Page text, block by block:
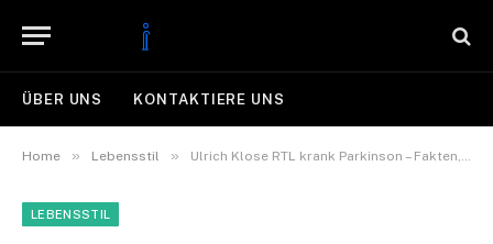
ÜBER UNS KONTAKTIERE UNS
Home » Lebensstil » Ulrich Klose RTL krank Parkinson – Fakten, Gerüchte und Wahrheit
LEBENSSTIL